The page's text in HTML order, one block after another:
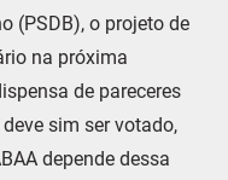
(PSDB), o projeto de
na próxima
de pareceres
sim ser votado,
depende dessa